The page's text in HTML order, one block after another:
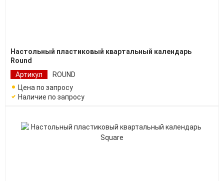
Настольный пластиковый квартальный календарь
Round
Артикул
ROUND
Цена по запросу
Наличие по запросу